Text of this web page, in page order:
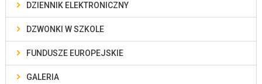
DZIENNIK ELEKTRONICZNY
DZWONKI W SZKOLE
FUNDUSZE EUROPEJSKIE
GALERIA